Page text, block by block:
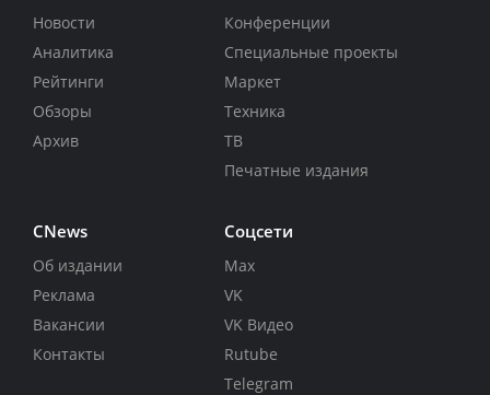
Новости
Аналитика
Рейтинги
Обзоры
Архив
Конференции
Специальные проекты
Маркет
Техника
ТВ
Печатные издания
CNews
Об издании
Реклама
Вакансии
Контакты
Соцсети
Max
VK
VK Видео
Rutube
Telegram